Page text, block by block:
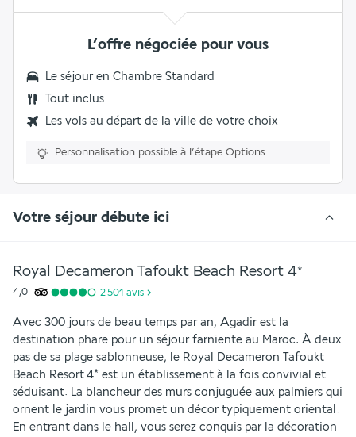
L’offre négociée pour vous
Le séjour en Chambre Standard
Tout inclus
Les vols au départ de la ville de votre choix
Personnalisation possible à l’étape Options.
Votre séjour débute ici
Royal Decameron Tafoukt Beach Resort 4*
4,0 2 501 avis
Avec 300 jours de beau temps par an, Agadir est la
destination phare pour un séjour farniente au Maroc. À deux
pas de sa plage sablonneuse, le Royal Decameron Tafoukt
Beach Resort 4* est un établissement à la fois convivial et
séduisant. La blancheur des murs conjuguée aux palmiers qui
ornent le jardin vous promet un décor typiquement oriental.
En entrant dans le hall, vous serez conquis par la décoration